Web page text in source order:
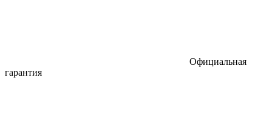
Официальная
гарантия